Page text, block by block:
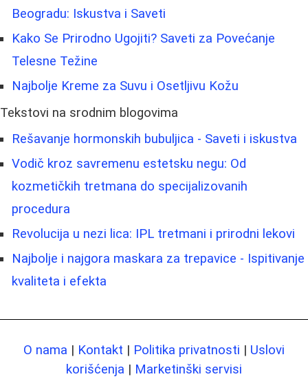
Beogradu: Iskustva i Saveti
Kako Se Prirodno Ugojiti? Saveti za Povećanje
Telesne Težine
Najbolje Kreme za Suvu i Osetljivu Kožu
Tekstovi na srodnim blogovima
Rešavanje hormonskih bubuljica - Saveti i iskustva
Vodič kroz savremenu estetsku negu: Od
kozmetičkih tretmana do specijalizovanih
procedura
Revolucija u nezi lica: IPL tretmani i prirodni lekovi
Najbolje i najgora maskara za trepavice - Ispitivanje
kvaliteta i efekta
O nama | Kontakt | Politika privatnosti | Uslovi
korišćenja | Marketinški servisi